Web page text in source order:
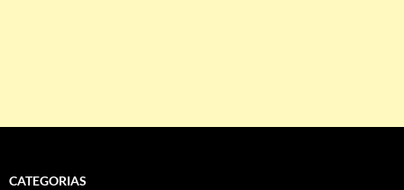
CATEGORIAS